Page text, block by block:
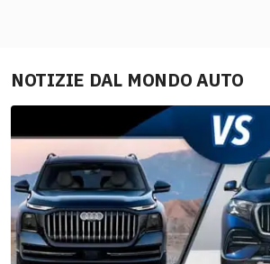
NOTIZIE DAL MONDO AUTO